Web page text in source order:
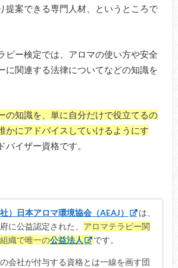
提案できる専門人材、というところで
ピー検定では、アロマの使い方や安全
に関連する法律についてなどの知識を
の知識を、単に自分だけで役立てるの
かにアドバイスしていけるようにす
バイザー資格です。
社）日本アロマ環境協会（AEAJ）
は、
に公益認定された、 アロマテラピー関
織で唯一の公益法人 です。
会社が付与する資格とは一線を画す団